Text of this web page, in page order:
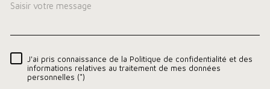
RÈGLEMENTATION
J'ai pris connaissance de la Politique de confidentialité et des
informations relatives au traitement de mes données
personnelles (*)